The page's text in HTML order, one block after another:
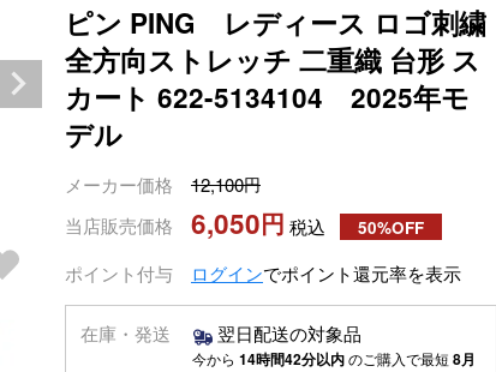
ピン PING レディース ロゴ刺繍
全方向ストレッチ 二重織 台形 ス
カート 622-5134104 2025年モ
デル
メーカー価格
12,100
当店販売価格
6,050 税込 50%OFF
ポイント付与 ログインでポイント還元率を表示
在庫・発送 翌日配送の対象品
今から 14時間42分以内のご購入で最短 8月